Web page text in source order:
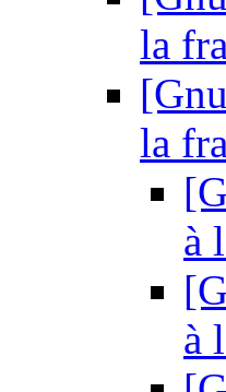
la
la
à
à